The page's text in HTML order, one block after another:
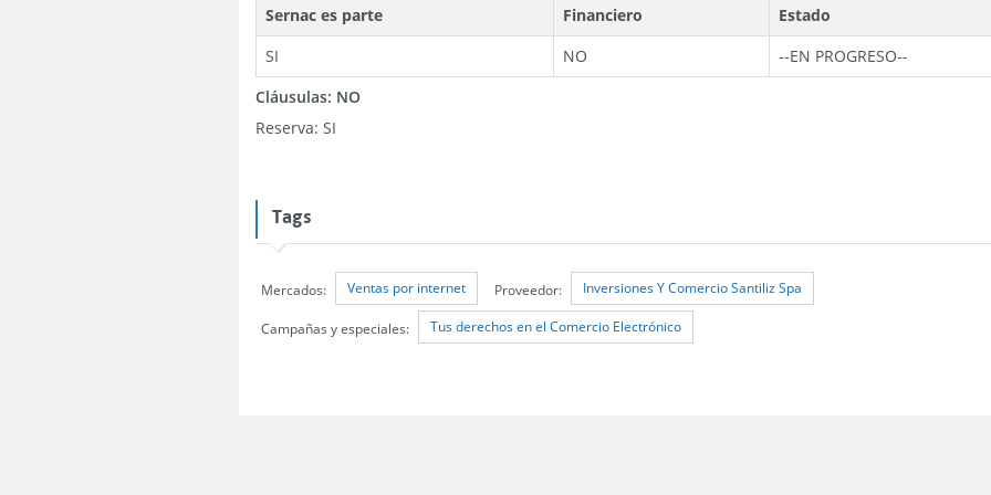
Sernac es parte Financiero Estado
SI
NO --EN PROGRESO--
Cláusulas: NO
Reserva:SI
Tags
Mercados: Ventas por internet Proveedor: Inversiones Y Comercio Santiliz Spa
Campañas y especiales: Tus derechos en el Comercio Electrónico